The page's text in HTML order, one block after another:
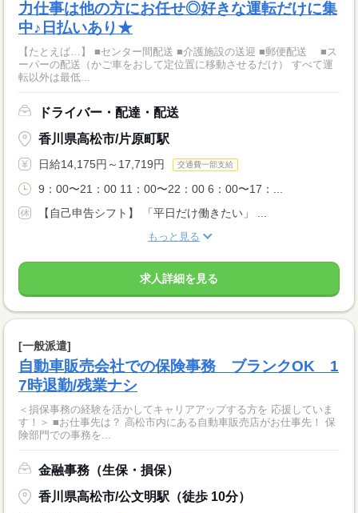
力仕事は他の方にお任せ◎好きな運転だけに集
中♪日払いあり★
【たとえば…】 ■センター間配送 ■介護施設の送迎 ■郵便配送 ■ス
ーパーの配送（かご車をおして定位置に移動させるだけ） すべて運
転以外は最低...
ドライバー・配達・配送
香川県高松市/片原町駅
日給14,175円～17,719円 交通費一部支給
9：00〜21：00 11：00〜22：00 6：00〜17：...
【自己申告シフト】 「平日だけ働きたい」 ...
もっと見る
求人詳細を見る
[一般派遣]
自動車販売会社での保険事務 ブランクOK 1
7時退勤/残業ナシ
＜損保事務の経験を活かしてキャリアアップする方を 応援していま
す！＞ ■お仕事先は？ 高松市内にある自動車販売店がお仕事先！ 保
険部門での事務を...
金融事務（生保・損保）
香川県高松市/公文明駅（徒歩 10分）